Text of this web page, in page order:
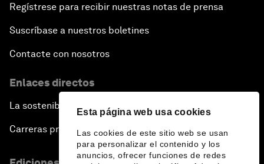
Esta página web usa cookies
Las cookies de este sitio web se usan
para personalizar el contenido y los
anuncios, ofrecer funciones de redes
Regístrese para recibir nuestras notas de prensa
Suscríbase a nuestros boletines
Contacte con nosotros
Enlaces directos
La sostenibilidad en el Foro
Carreras profesionales